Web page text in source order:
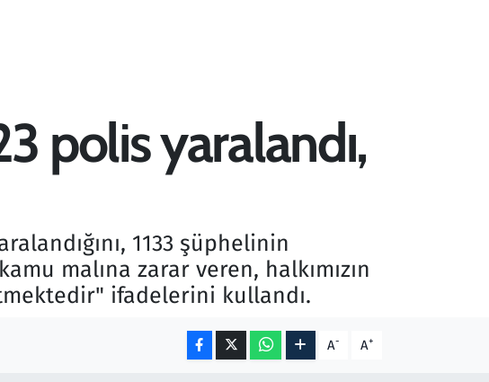
polis yaralandı,
1133 şüphelinin
malına zarar veren, halkımızın
ifadelerini kullandı.
A- A+